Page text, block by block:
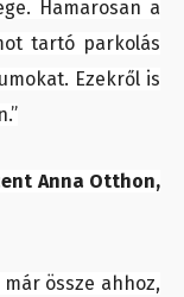
Hamarosan a
tartó parkolás
Ezekről is
Anna Otthon,
össze ahhoz,